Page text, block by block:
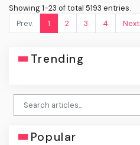
Showing 1-23 of total 5193 entries.
Prev.
1 2 3 4 Next
Trending
Popular